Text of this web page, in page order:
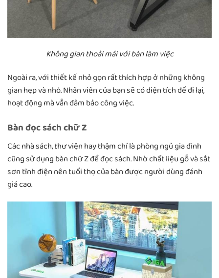
Không gian thoải mái với bàn làm việc
Ngoài ra, với thiết kế nhỏ gọn rất thích hợp ở những không
gian hẹp và nhỏ. Nhân viên của bạn sẽ có diện tích để đi lại,
hoạt động mà vẫn đảm bảo công việc.
Bàn đọc sách chữ Z
Các nhà sách, thư viện hay thậm chí là phòng ngủ gia đình
cũng sử dụng bàn chữ Z để đọc sách. Nhờ chất liệu gỗ và sắt
sơn tĩnh điện nên tuổi thọ của bàn được người dùng đánh
giá cao.